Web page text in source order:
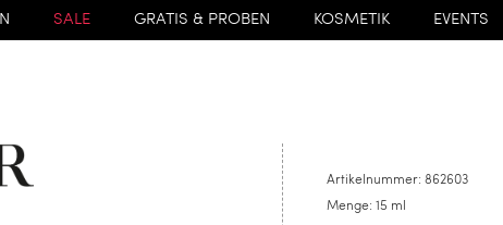
SALE GRATIS & PROBEN KOSMETIK EVENTS
Artikelnummer: 862603
Menge: 15 ml